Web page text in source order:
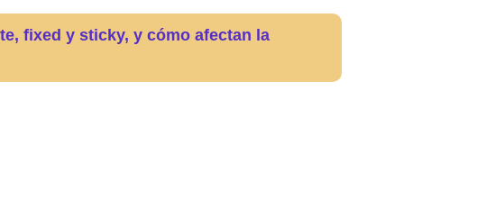
fixed y sticky, y cómo afectan la